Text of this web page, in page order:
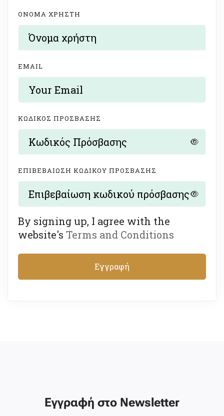
ΌΝΟΜΑ ΧΡΉΣΤΗ
EMAIL
ΚΩΔΙΚΌΣ ΠΡΌΣΒΑΣΗΣ
ΕΠΙΒΕΒΑΊΩΣΗ ΚΩΔΙΚΟΎ ΠΡΌΣΒΑΣΗΣ
By signing up, I agree with the
website's Terms and Conditions
Εγγραφή
Εγγραφή στο Newsletter